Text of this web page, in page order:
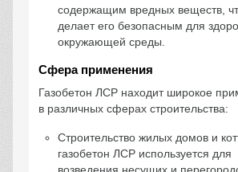
содержащим вредных веществ,
делает его безопасным для
окружающей среды.
Сфера применения
Газобетон ЛСР находит широкое
в различных сферах строительства:
Строительство жилых домов и
газобетон ЛСР используется для